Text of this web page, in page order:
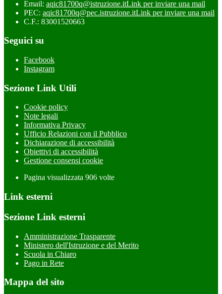
Email: aqic81700q@istruzione.itLink per inviare una mail
PEC: aqic81700q@pec.istruzione.itLink per inviare una mail
C.F.: 83001520663
Seguici su
Facebook
Instagram
Sezione Link Utili
Cookie policy
Note legali
Informativa Privacy
Ufficio Relazioni con il Pubblico
Dichiarazione di accessibilità
Obiettivi di accessibilità
Gestione consensi cookie
Pagina visualizzata 906 volte
Link esterni
Sezione Link esterni
Amministrazione Trasparente
Ministero dell'Istruzione e del Merito
Scuola in Chiaro
Pago in Rete
Mappa del sito